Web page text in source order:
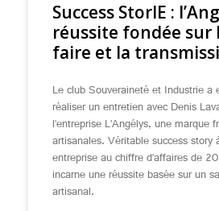
Success StorIE :
réussite fondée sur
faire et la
Le club Souveraineté et Industrie a
réaliser un entretien avec Denis
l’entreprise L’Angélys, une marque
artisanales. Véritable success
entreprise au chiffre d’affaires de
incarne une réussite basée sur un
artisanal.